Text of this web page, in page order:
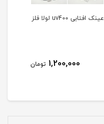
عینک افتابی uv400 لولا فلز
1,200,000 تومان